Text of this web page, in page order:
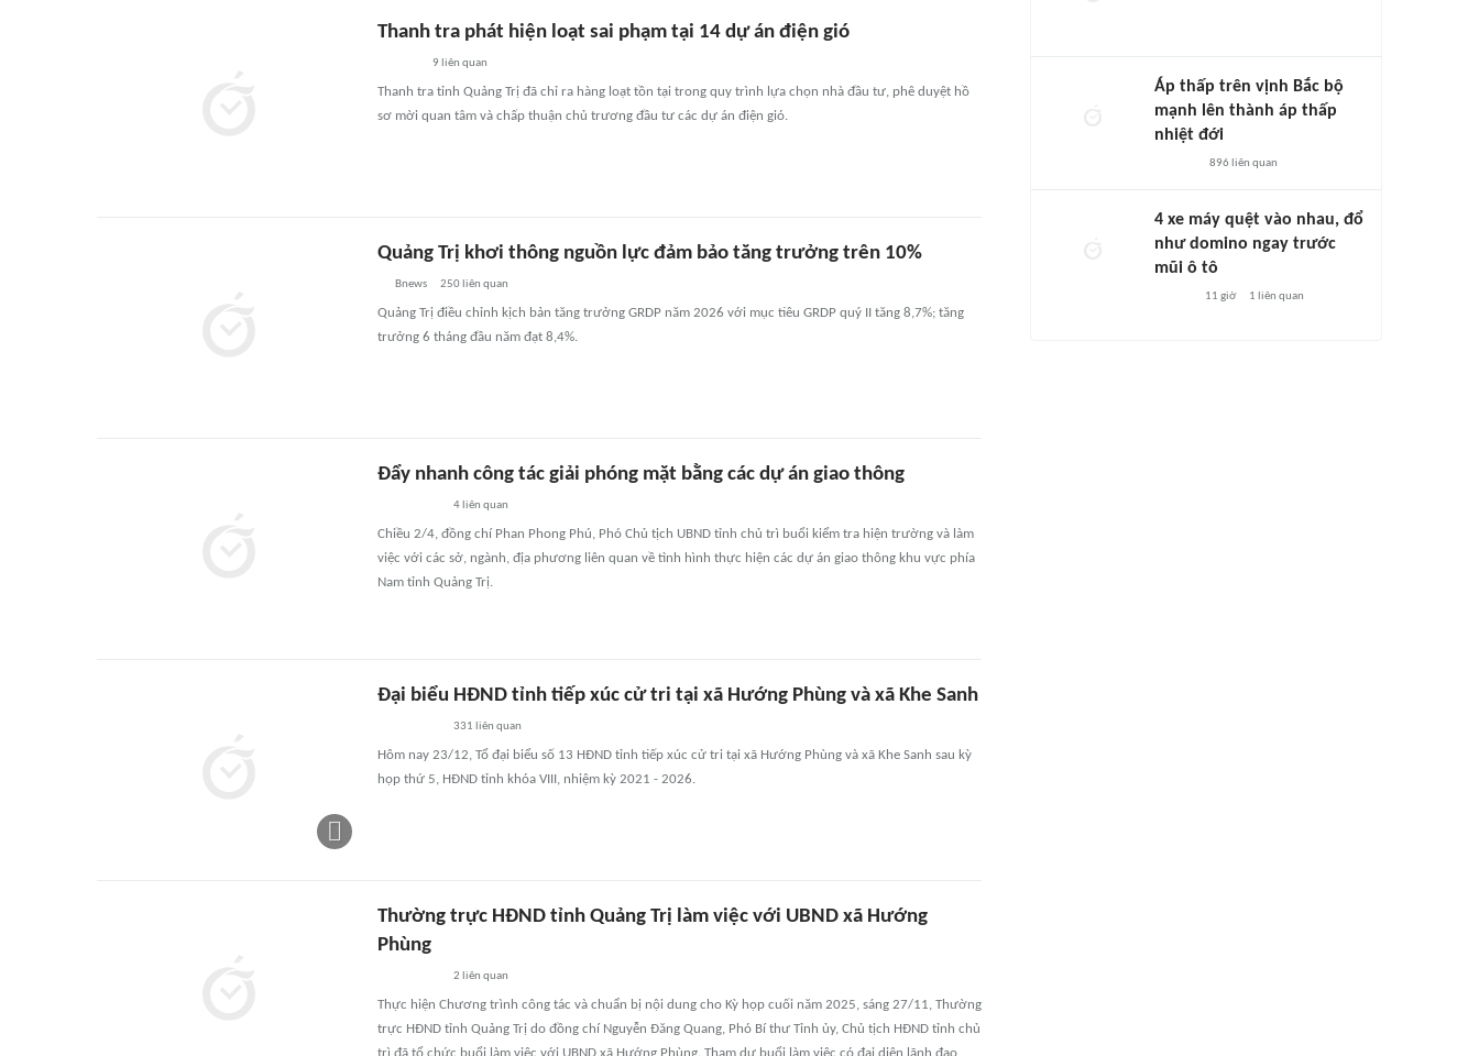
Thanh tra phát hiện loạt sai phạm tại 14 dự án điện gió
9 liên quan
Thanh tra tỉnh Quảng Trị đã chỉ ra hàng loạt tồn tại trong quy trình lựa chọn nhà đầu tư, phê duyệt hồ
sơ mời quan tâm và chấp thuận chủ trương đầu tư các dự án điện gió.
Quảng Trị khơi thông nguồn lực đảm bảo tăng trưởng trên 10%
Bnews 250 liên quan
Quảng Trị điều chỉnh kịch bản tăng trưởng GRDP năm 2026 với mục tiêu GRDP quý II tăng 8,7%; tăng
trưởng 6 tháng đầu năm đạt 8,4%.
Đẩy nhanh công tác giải phóng mặt bằng các dự án giao thông
4 liên quan
Chiều 2/4, đồng chí Phan Phong Phú, Phó Chủ tịch UBND tỉnh chủ trì buổi kiểm tra hiện trường và làm
việc với các sở, ngành, địa phương liên quan về tình hình thực hiện các dự án giao thông khu vực phía
Nam tỉnh Quảng Trị.
Đại biểu HĐND tỉnh tiếp xúc cử tri tại xã Hướng Phùng và xã Khe Sanh
331 liên quan
Hôm nay 23/12, Tổ đại biểu số 13 HĐND tỉnh tiếp xúc cử tri tại xã Hướng Phùng và xã Khe Sanh sau kỳ
họp thứ 5, HĐND tỉnh khóa VIII, nhiệm kỳ 2021 - 2026.
Thường trực HĐND tỉnh Quảng Trị làm việc với UBND xã Hướng
Phùng
2 liên quan
Thực hiện Chương trình công tác và chuẩn bị nội dung cho Kỳ họp cuối năm 2025, sáng 27/11, Thường
trực HĐND tỉnh Quảng Trị do đồng chí Nguyễn Đăng Quang, Phó Bí thư Tỉnh ủy, Chủ tịch HĐND tỉnh chủ
Áp thấp trên vịnh Bắc bộ
mạnh lên thành áp thấp
nhiệt đới
896 liên quan
4 xe máy quệt vào nhau, đổ
như domino ngay trước
mũi ô tô
11 giờ 1 liên quan